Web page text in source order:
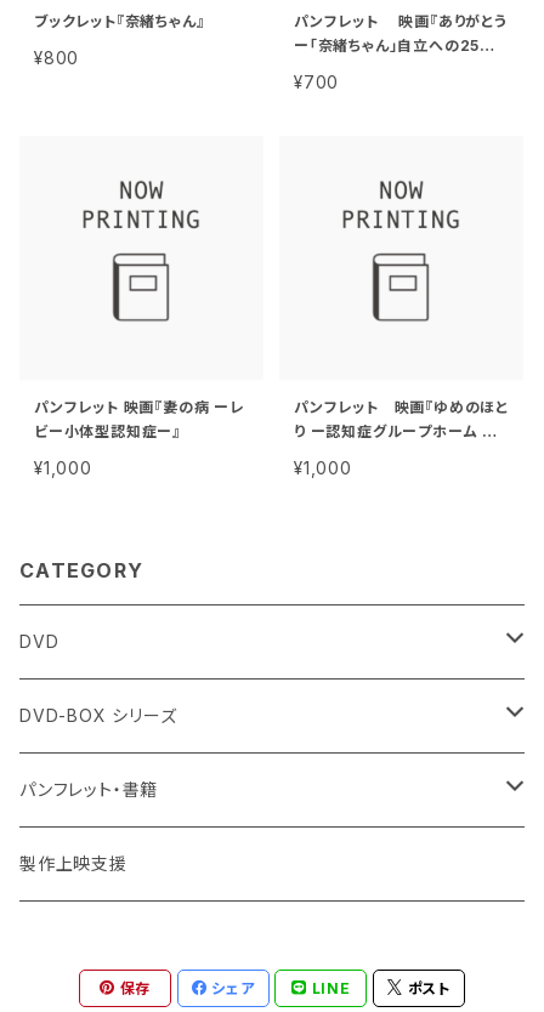
ブックレット『奈緒ちゃん』
¥800
パンフレット 映画『ありがとう
ー「奈緒ちゃん」自立への25年
¥700
パンフレット 映画『妻の病 ーレ
ビー小体型認知症ー』
¥1,000
パンフレット 映画『ゆめのほと
り ー認知症グループホー ム 福
¥1,000
CATEGORY
DVD
個人視聴用
団体視聴用
DVD-BOX シリーズ
個人視聴用
団体視聴用
パンフレット・書籍
作品パンフレット
製作上映支援
保存 シェア LINE ポスト